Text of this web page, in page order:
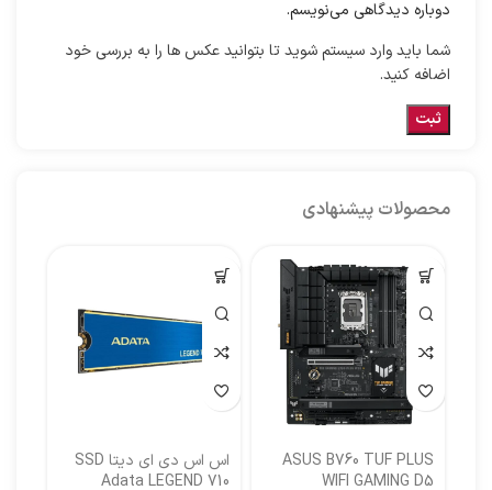
دوباره دیدگاهی می‌نویسم.
شما باید وارد سیستم شوید تا بتوانید عکس ها را به بررسی خود
اضافه کنید.
محصولات پیشنهادی
ASUS B760 TUF PLUS
WIFI GAMING D5
اس اس دی ای دیتا SSD
Adata LEGEND 710